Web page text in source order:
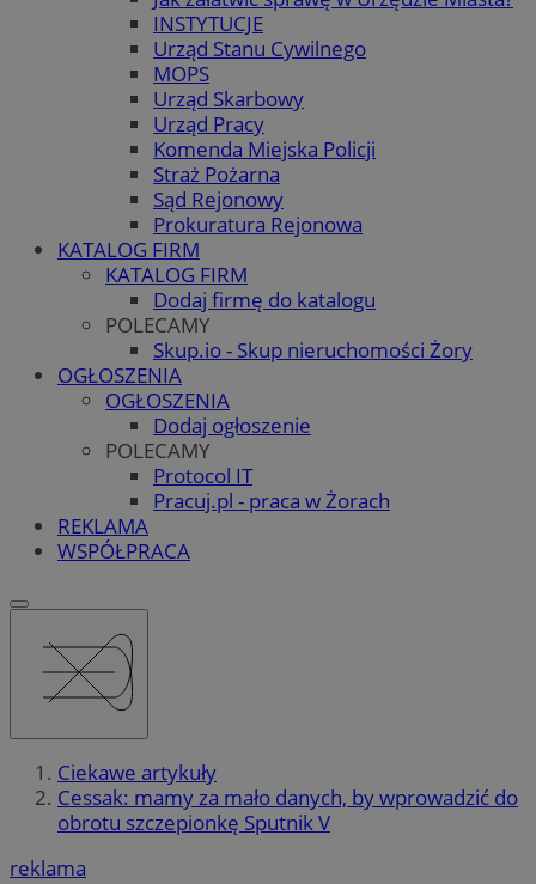
INSTYTUCJE
Urząd Stanu Cywilnego
MOPS
Urząd Skarbowy
Urząd Pracy
Komenda Miejska Policji
Straż Pożarna
Sąd Rejonowy
Prokuratura Rejonowa
KATALOG FIRM
KATALOG FIRM
Dodaj firmę do katalogu
POLECAMY
Skup.io - Skup nieruchomości Żory
OGŁOSZENIA
OGŁOSZENIA
Dodaj ogłoszenie
POLECAMY
Protocol IT
Pracuj.pl - praca w Żorach
REKLAMA
WSPÓŁPRACA
Ciekawe artykuły
Cessak: mamy za mało danych, by wprowadzić do
obrotu szczepionkę Sputnik V
reklama